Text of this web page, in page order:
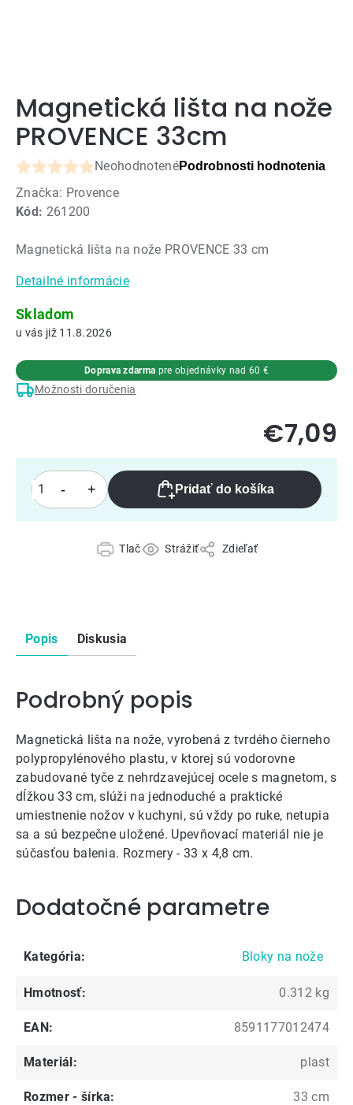
Magnetická lišta na nože
PROVENCE 33cm
Kód: 261200
Priemerné
hodnotenie
produktu
0,0
5
hviezdičiek.
NeohodnotenéPodrobnosti hodnotenia
Značka: Provence
Pridať do košíka
Magnetická lišta na nože PROVENCE 33 cm
Detailné informácie
Tlač Strážiť Zdieľať
Skladom
11.8.2026
Možnosti doručenia
Doprava zdarma pre objednávky nad 60 €
€7,09
Popis Diskusia
Podrobný popis
Magnetická lišta na nože, vyrobená z tvrdého čierneho
polypropylénového plastu, v ktorej sú vodorovne
zabudované tyče z nehrdzavejúcej ocele s magnetom, s
dĺžkou 33 cm, slúži na jednoduché a praktické
umiestnenie nožov v kuchyni, sú vždy po ruke, netupia
sa a sú bezpečne uložené. Upevňovací materiál nie je
súčasťou balenia. Rozmery - 33 x 4,8 cm.
Dodatočné parametre
Kategória: Bloky na nože
Hmotnosť: 0.312 kg
EAN: 8591177012474
Materiál: plast
Rozmer - šírka: 33 cm